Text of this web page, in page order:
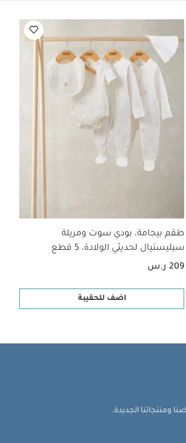
طقم بيجامة، بودي سوت ومريلة
سيليستيال لحديثي الولادة، 5 قطع
209 ر.س
اضف للحقيبة
ومنتجاتنا الجديدة.